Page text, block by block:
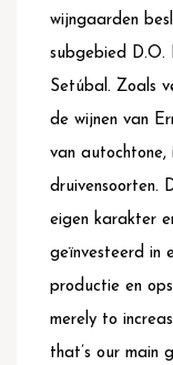
wijngaarden
subgebied D.O.
Setúbal. Zoals
de wijnen van
van autochtone,
druivensoorten.
eigen karakter
geïnvesteerd in
productie en
merely to
that’s our main